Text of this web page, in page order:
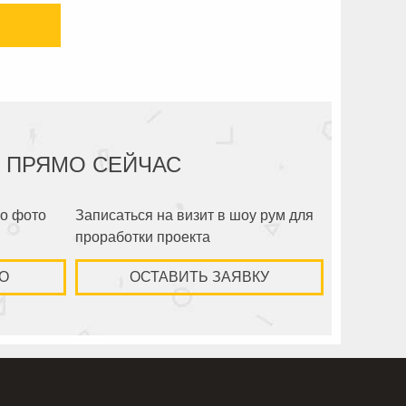
СЕЙЧАС
фото
Записаться на визит в шоу рум для
проработки проекта
ОСТАВИТЬ ЗАЯВКУ